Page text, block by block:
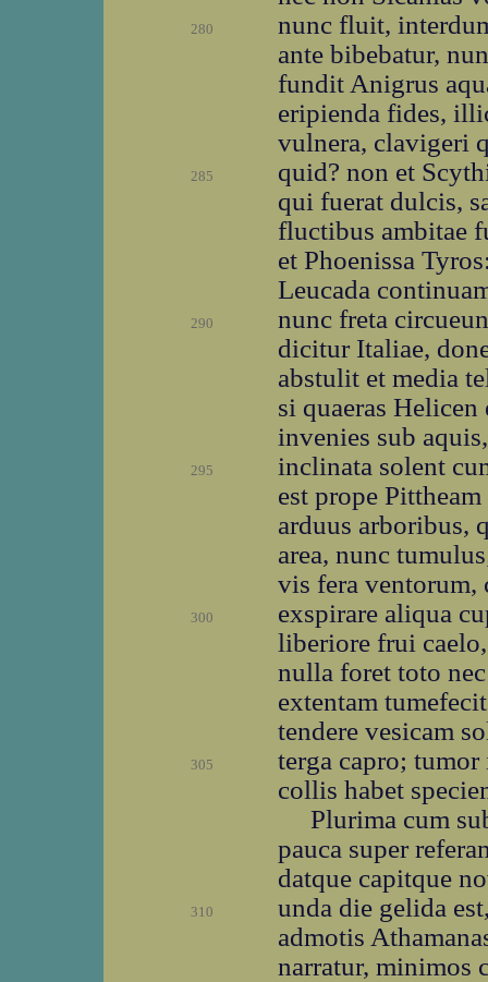
280
nunc fluit,
ante bibebatur,
fundit Anigrus
eripienda fides,
vulnera, clavigeri
285
quid? non et
qui fuerat dulcis,
fluctibus ambitae
et Phoenissa
Leucada
290
nunc freta
dicitur Italiae,
abstulit et media
si quaeras
invenies sub
295
inclinata solent
est prope
arduus arboribus,
area, nunc
vis fera ventorum,
300
exspirare aliqua
liberiore frui
nulla foret toto
extentam
tendere vesicam
305
terga capro;
collis habet
Plurima cum
pauca super
datque capitque
310
unda die gelida
admotis
narratur, minimos